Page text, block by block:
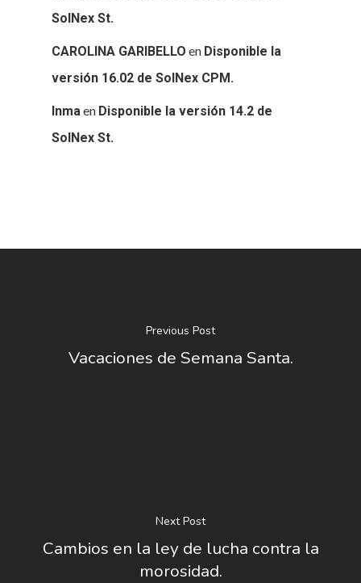
SolNex St.
CAROLINA GARIBELLO en Disponible la
versión 16.02 de SolNex CPM.
Inmaen Disponible la versión 14.2 de
SolNex St.
Previous Post
Vacaciones de Semana Santa.
Next Post
Cambios en la ley de lucha contra la
morosidad.